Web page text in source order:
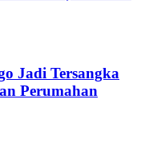
Jadi Tersangka
Perumahan